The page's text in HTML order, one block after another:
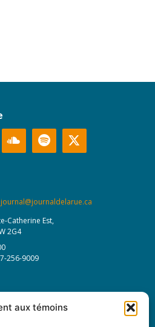
aux témoins
journal@journaldelarue.ca
Catherine Est,
2G4
256-9009